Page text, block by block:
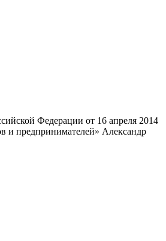
Федерации от 16 апреля 2014
и предпринимателей» Александр